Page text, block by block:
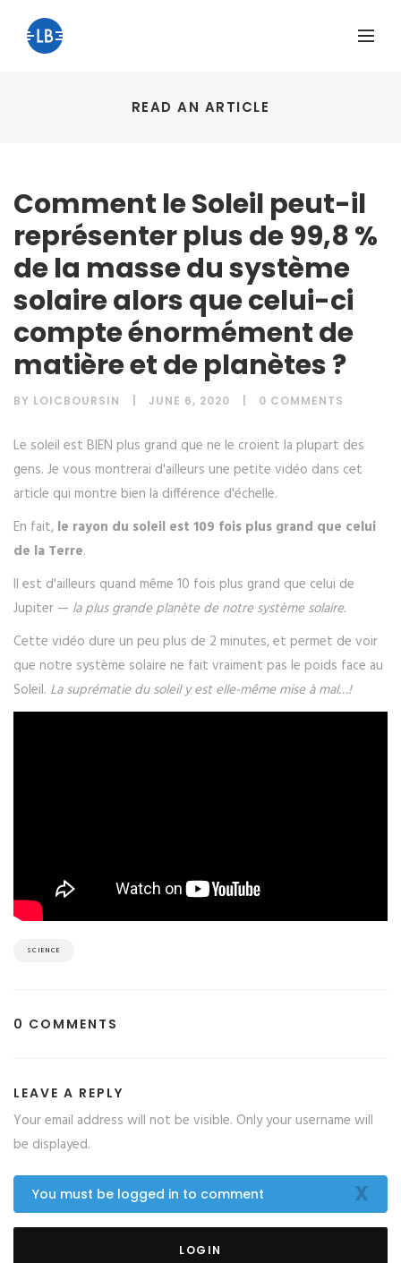
READ AN ARTICLE
Comment le Soleil peut-il
représenter plus de 99,8 %
de la masse du système
solaire alors que celui-ci
compte énormément de
matière et de planètes ?
BY LOICBOURSIN JUNE 6, 2020 0 COMMENTS
Le soleil est BIEN plus grand que ne le croient la plupart des
gens. Je vous montrerai d'ailleurs une petite vidéo dans cet
article qui montre bien la différence d'échelle.
En fait, le rayon du soleil est 109 fois plus grand que celui
de la Terre.
Il est d'ailleurs quand même 10 fois plus grand que celui de
Jupiter — la plus grande planète de notre système solaire.
Cette vidéo dure un peu plus de 2 minutes, et permet de voir
que notre système solaire ne fait vraiment pas le poids face au
Soleil. La suprématie du soleil y est elle-même mise à mal…!
SCIENCE
0 COMMENTS
LEAVE A REPLY
Your email address will not be visible. Only your username will
be displayed.
X
You must be logged in to comment
LOGIN